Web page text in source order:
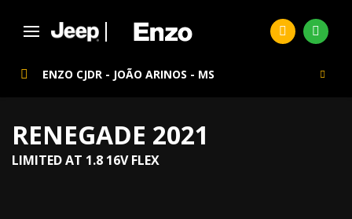
ENZO CJDR - JOÃO ARINOS - MS
RENEGADE 2021
LIMITED AT 1.8 16V FLEX